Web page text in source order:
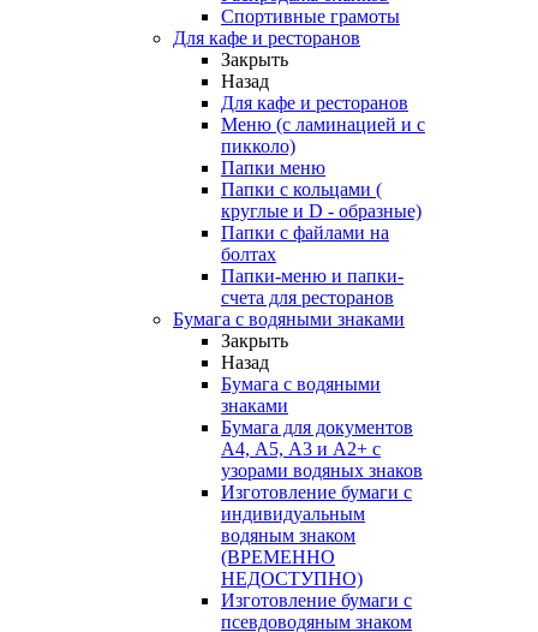
Спортивные грамоты
Для кафе и ресторанов
Закрыть
Назад
Для кафе и ресторанов
Меню (с ламинацией и с
пикколо)
Папки меню
Папки с кольцами (
круглые и D - образные)
Папки с файлами на
болтах
Папки-меню и папки-
счета для ресторанов
Бумага с водяными знаками
Закрыть
Назад
Бумага с водяными
знаками
Бумага для документов
А4, А5, А3 и А2+ с
узорами водяных знаков
Изготовление бумаги с
индивидуальным
водяным знаком
(ВРЕМЕННО
НЕДОСТУПНО)
Изготовление бумаги с
псевдоводяным знаком